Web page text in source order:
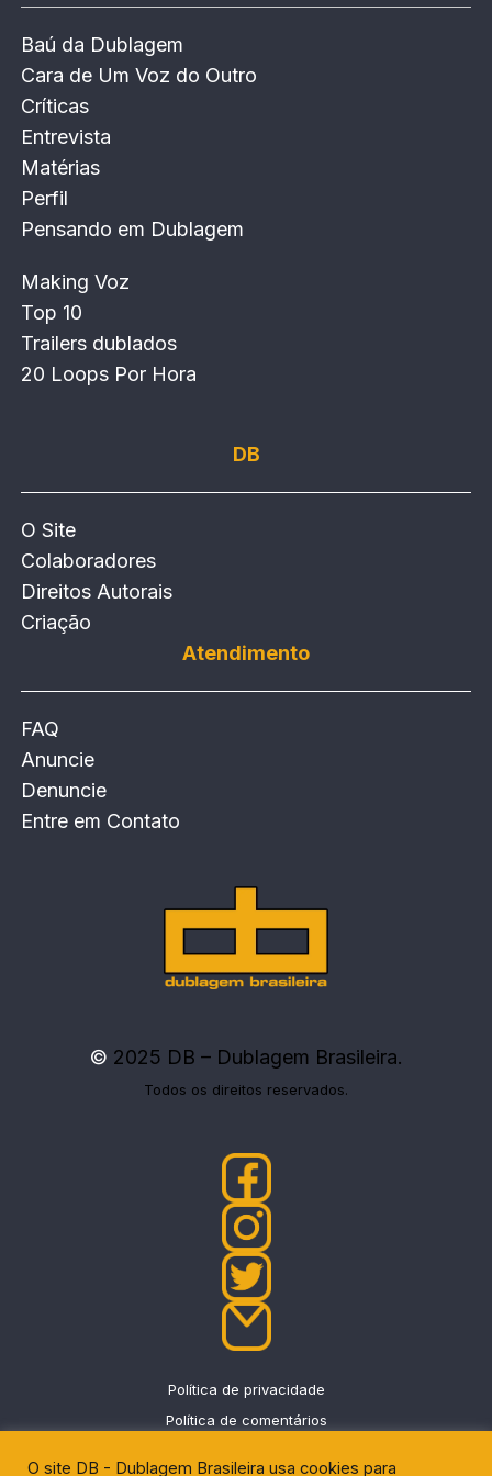
Baú da Dublagem
Cara de Um Voz do Outro
Críticas
Entrevista
Matérias
Perfil
Pensando em Dublagem
Making Voz
Top 10
Trailers dublados
20 Loops Por Hora
DB
O Site
Colaboradores
Direitos Autorais
Criação
Atendimento
FAQ
Anuncie
Denuncie
Entre em Contato
© 2025 DB – Dublagem Brasileira.
Todos os direitos reservados.
Política de privacidade
Política de comentários
O site DB - Dublagem Brasileira usa cookies para